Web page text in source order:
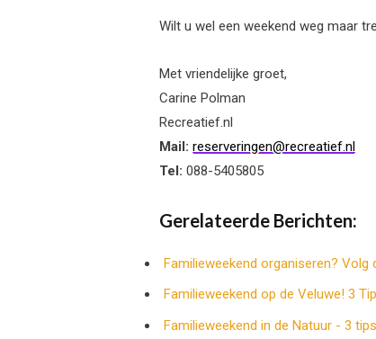
Wilt u wel een weekend weg maar
Met vriendelijke groet,
Carine Polman
Recreatief.nl
Mail: reserveringen@recreatief.nl
Tel: 088-5405805
Gerelateerde Berichten:
Familieweekend organiseren? Volg
Familieweekend op de Veluwe! 3
Familieweekend in de Natuur - 3